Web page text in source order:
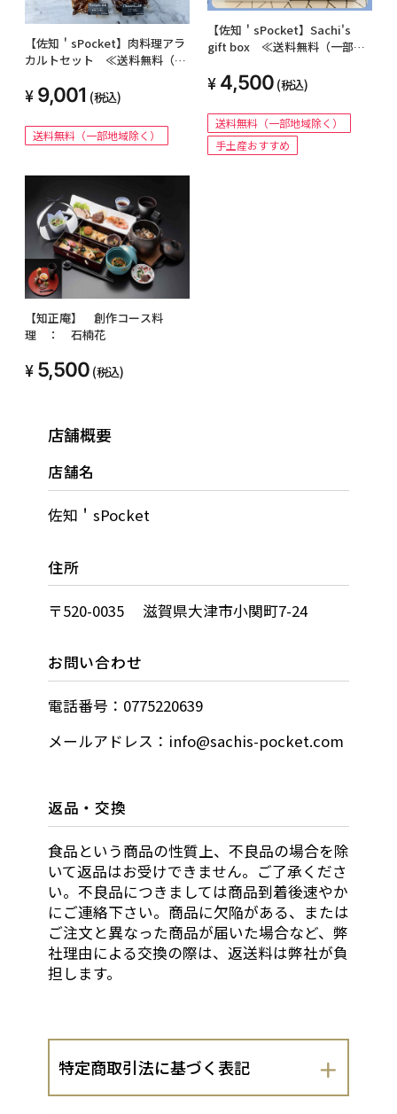
【佐知＇sPocket】肉料理アラ
カルトセット ≪送料無料（一
9,001 (税込)
送料無料（一部地域除く）
【佐知＇sPocket】Sachi's
gift box ≪送料無料（一部地
4,500 (税込)
送料無料（一部地域除く）
手土産おすすめ
【知正庵】 創作コース料
理 ： 石楠花
5,500 (税込)
店舗概要
店舗名
佐知＇sPocket
住所
〒520-0035 滋賀県大津市小関町7-24
お問い合わせ
電話番号：0775220639
メールアドレス：info@sachis-pocket.com
返品・交換
食品という商品の性質上、不良品の場合を除
いて返品はお受けできません。ご了承くださ
い。不良品につきましては商品到着後速やか
にご連絡下さい。商品に欠陥がある、または
ご注文と異なった商品が届いた場合など、弊
社理由による交換の際は、返送料は弊社が負
担します。
特定商取引法に基づく表記